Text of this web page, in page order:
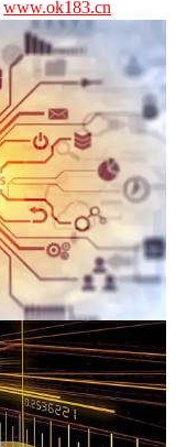
www.ok183.cn